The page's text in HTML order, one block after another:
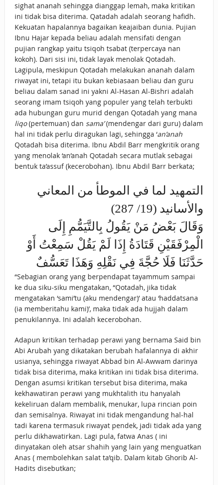
sighat ananah sehingga dianggap lemah, maka kritikan
ini tidak bisa diterima. Qatadah adalah seorang hafidh.
Kekuatan hapalannya bagaikan keajaiban dunia. Pujian
Ibnu Hajar kepada beliau adalah mensifati dengan
pujian rangkap yaitu tsiqoh tsabat (terpercaya nan
kokoh). Dari sisi ini, tidak layak menolak Qotadah.
Lagipula, meskipun Qotadah melakukan ananah dalam
riwayat ini, tetapi itu bukan kebiasaan beliau dan guru
beliau dalam sanad ini yakni Al-Hasan Al-Bishri adalah
seorang imam tsiqoh yang populer yang telah terbukti
ada hubungan guru murid dengan Qotadah yang mana
liqo(pertemuan) dan sama’(mendengar dari guru) dalam
hal ini tidak perlu diragukan lagi, sehingga ‘an’anah
Qotadah bisa diterima. Ibnu Abdil Barr mengkritik orang
yang menolak ‘an’anah Qotadah secara mutlak sebagai
bentuk ta’assuf (kecerobohan). Ibnu Abdil Barr berkata;
التمهيد لما في الموطأ من المعاني
والأسانيد (19/ 287)
وَقَالَ بَعْضُ مَنْ يَقُولُ بِالتَّيَمُّمِ إِلَى
الْمِرْفَقَيْنِ قَتَادَةُ إِذَا لَمْ يَقُلْ سَمِعْتُ أَوْ
حَدَّثَنَا فَلَا حُجَّةَ فِي نَقْلِهِ وَهَذَا تَعَسُّفٌ
“Sebagian orang yang berpendapat tayammum sampai
ke dua siku-siku mengatakan, “Qotadah, jika tidak
mengatakan ‘sami’tu (aku mendengar)’ atau ‘haddatsana
(ia memberitahu kami)’, maka tidak ada hujjah dalam
penukilannya. Ini adalah kecerobohan.
Adapun kritikan terhadap perawi yang bernama Said bin
Abi Arubah yang dikatakan berubah hafalannya di akhir
usianya, sehingga riwayat Abbad bin Al-Awwam darinya
tidak bisa diterima, maka kritikan ini tidak bisa diterima.
Dengan asumsi kritikan tersebut bisa diterima, maka
kekhawatiran perawi yang mukhtalith itu hanyalah
kekeliruan dalam membalik, menukar, lupa rincian poin
dan semisalnya. Riwayat ini tidak mengandung hal-hal
tadi karena termasuk riwayat pendek, jadi tidak ada yang
perlu dikhawatirkan. Lagi pula, fatwa Anas ( ini
dinyatakan oleh atsar shahih yang lain yang menguatkan
Anas ( membolehkan salat ta’qib. Dalam kitab Ghorib Al-
Hadits disebutkan;